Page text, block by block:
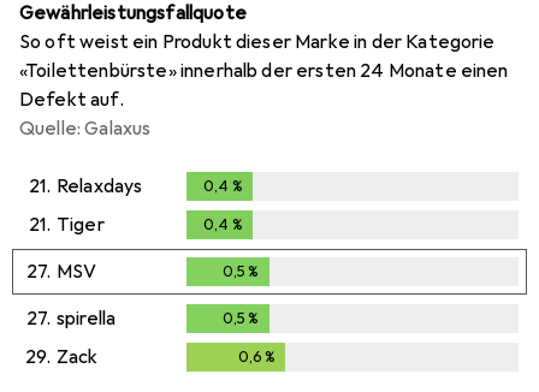
Gewährleistungsfallquote
So oft weist ein Produkt dieser Marke in der Kategorie
«Toilettenbürste» innerhalb der ersten 24 Monate einen
Defekt auf.
Quelle: Galaxus
21. Relaxdays 0,4 %
21. Tiger 0,4 %
27. MSV 0,5 %
27. spirella 0,5 %
29. Zack 0,6 %